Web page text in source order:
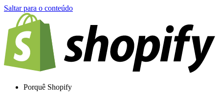
Saltar para o conteúdo
Porquê Shopify